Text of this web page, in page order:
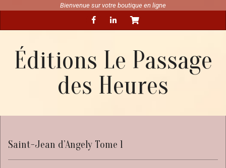
content
Bienvenue sur votre boutique en ligne
Navigation
Éditions Le Passage
des Heures
Saint-Jean d’Angely Tome 1